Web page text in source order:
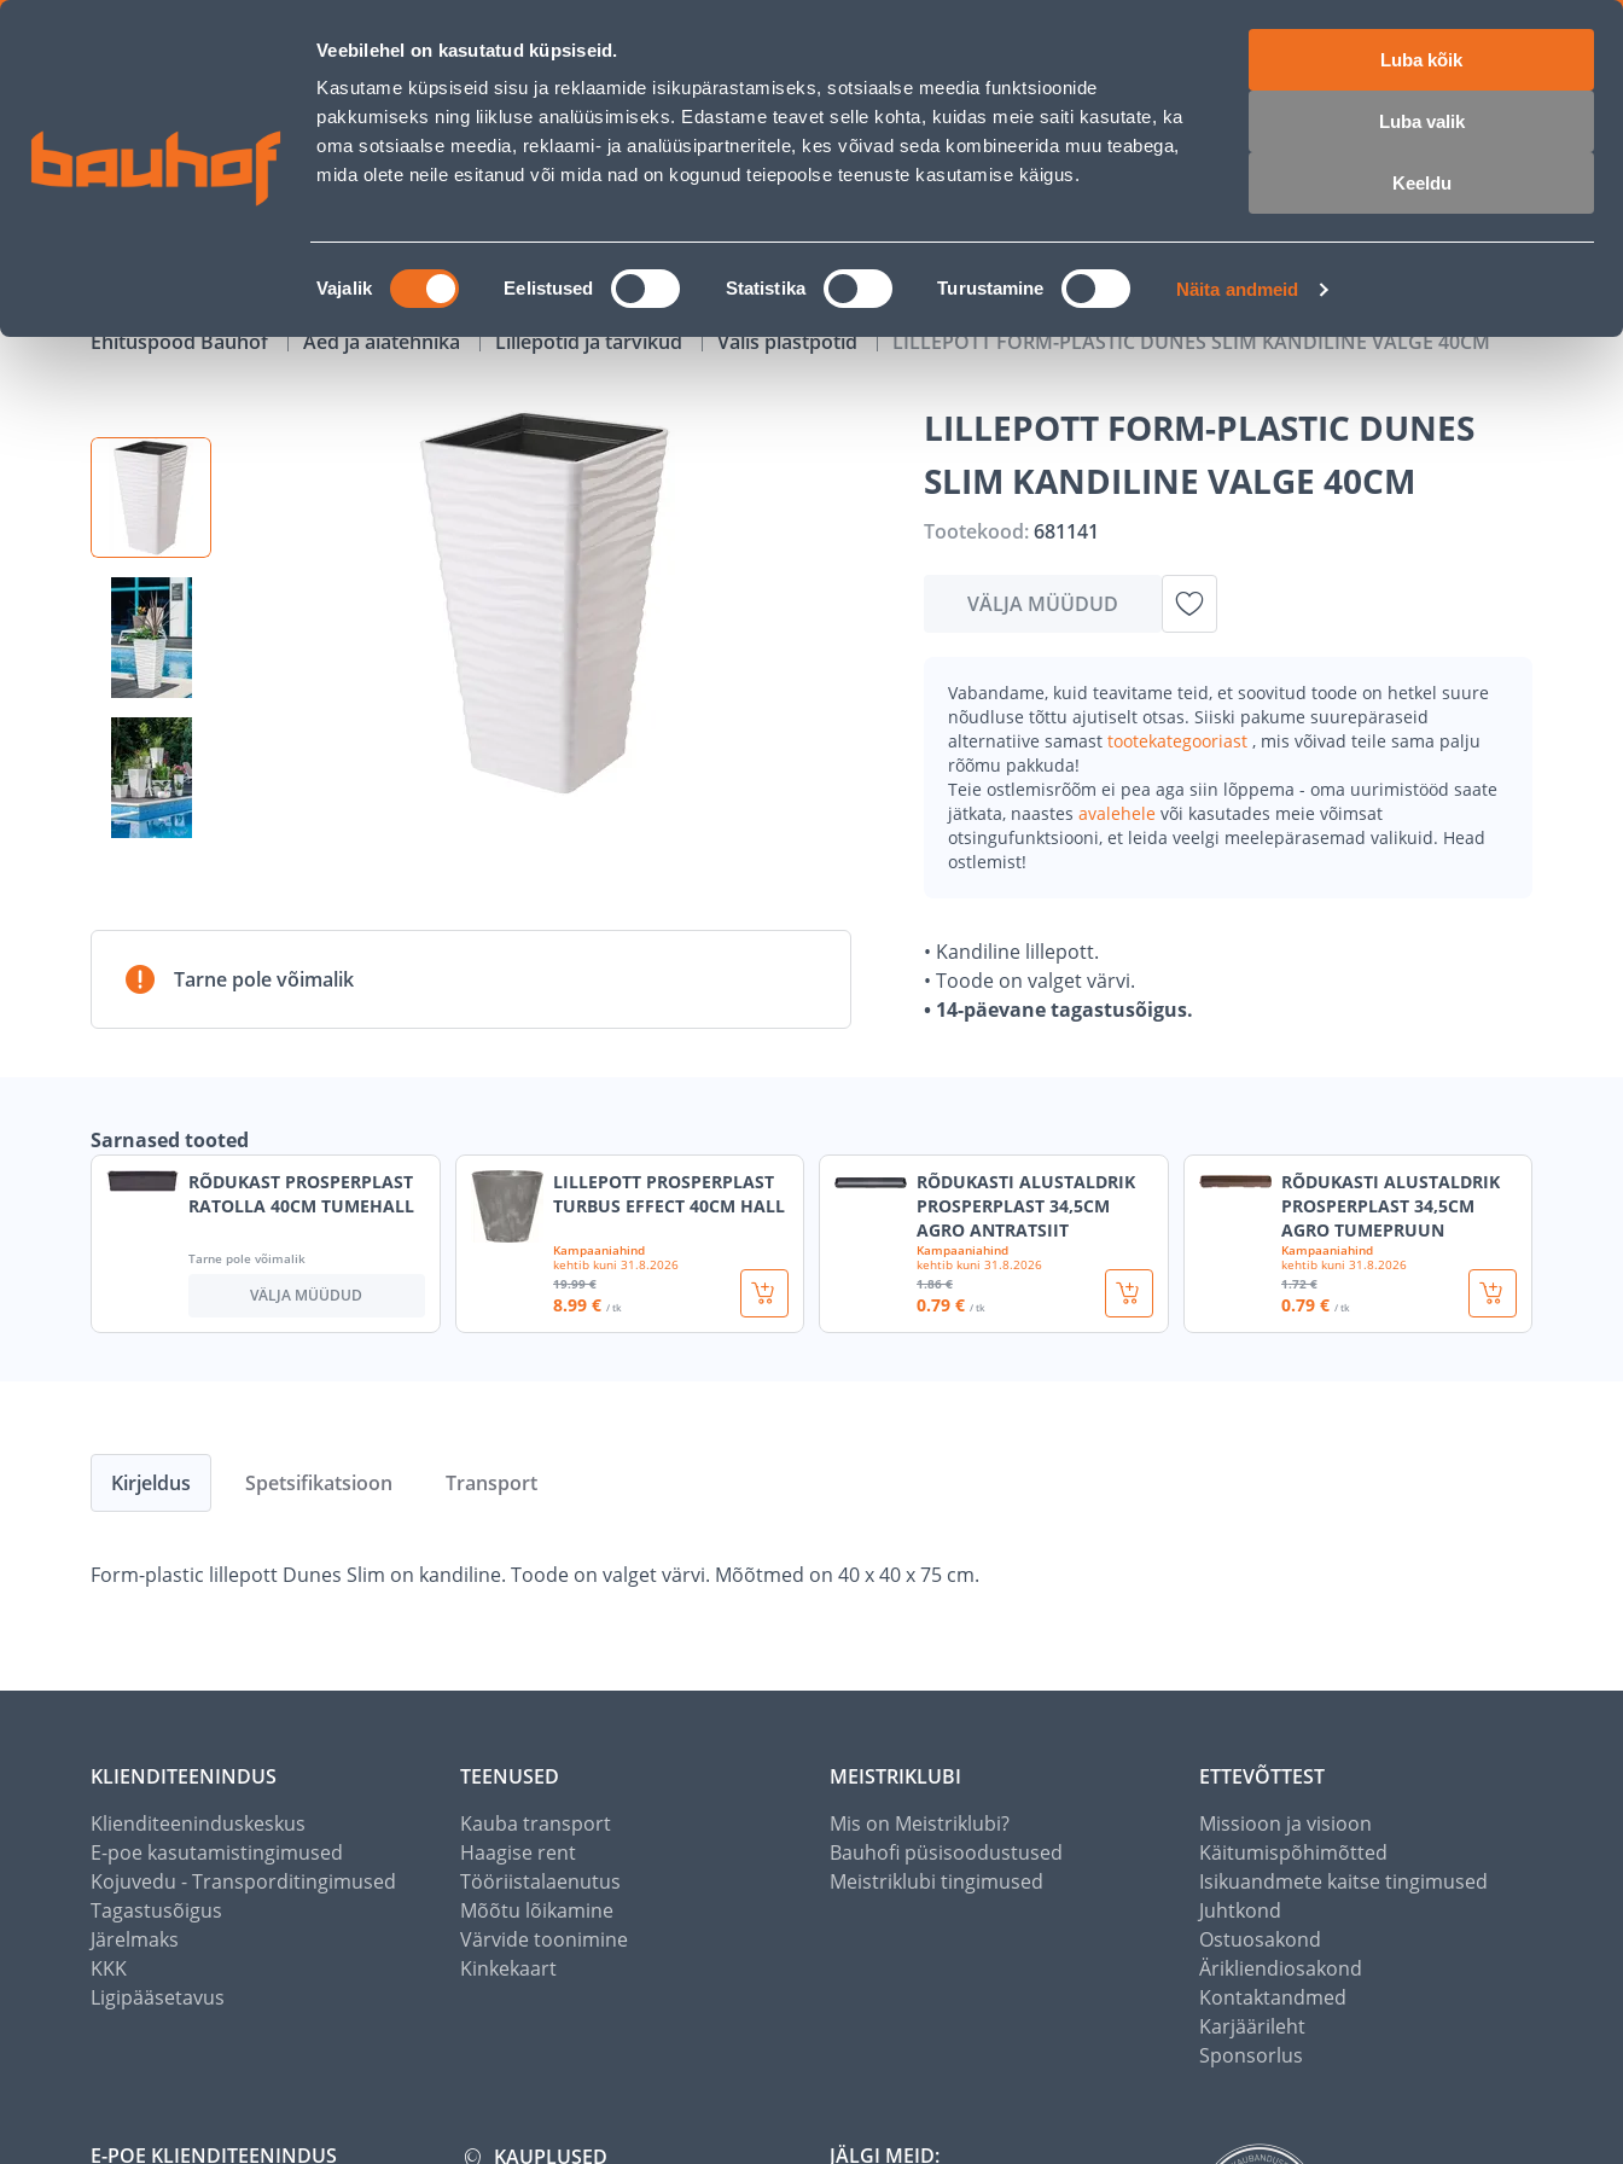
Veebilehel on kasutatud küpsiseid.
Kasutame küpsiseid sisu ja reklaamide isikupärastamiseks, sotsiaalse meedia funktsioonide
pakkumiseks ning liikluse analüüsimiseks. Edastame teavet selle kohta, kuidas meie saiti kasutate, ka
oma sotsiaalse meedia, reklaami- ja analüüsipartneritele, kes võivad seda kombineerida muu teabega,
mida olete neile esitanud või mida nad on kogunud teiepoolse teenuste kasutamise käigus.
Nõusoleku
valik
Vajalik Eelistused Statistika Turustamine Näita andmeid
Luba kõik
Luba valik
Keeldu
LILLEPOTT FORM-PLASTIC DUNES SLIM KANDILINE VALGE 40CM - Bauhof has loaded
Äriklienditeenindus Klienditeenindus Teenused Karjäärileht
OTSI Logi sisse
KAMPAANIAD KATALOOGID TÖÖRIISTALAENUTUS JÄRELMAKS
Ehituspood Bauhof Aed ja aiatehnika Lillepotid ja tarvikud Välis plastpotid LILLEPOTT FORM-PLASTIC DUNES SLIM KANDILINE VALGE 40CM
Tarne pole võimalik
LILLEPOTT FORM-PLASTIC DUNES
SLIM KANDILINE VALGE 40CM
Tootekood:681141
VÄLJA MÜÜDUD
Vabandame, kuid teavitame teid, et soovitud toode on hetkel suure
nõudluse tõttu ajutiselt otsas. Siiski pakume suurepäraseid
alternatiive samast tootekategooriast , mis võivad teile sama palju
rõõmu pakkuda!
Teie ostlemisrõõm ei pea aga siin lõppema - oma uurimistööd saate
jätkata, naastes avalehele või kasutades meie võimsat
otsingufunktsiooni, et leida veelgi meelepärasemad valikuid. Head
ostlemist!
• Kandiline lillepott.
• Toode on valget värvi.
• 14-päevane tagastusõigus.
Sarnased tooted
RÕDUKAST PROSPERPLAST
RATOLLA 40CM TUMEHALL
Tarne pole võimalik
VÄLJA MÜÜDUD
LILLEPOTT PROSPERPLAST
TURBUS EFFECT 40CM HALL
Kampaaniahind
kehtib kuni 31.8.2026
19.99 €
8.99 € / tk
RÕDUKASTI ALUSTALDRIK
PROSPERPLAST 34,5CM
AGRO ANTRATSIIT
Kampaaniahind
kehtib kuni 31.8.2026
1.86 €
0.79 € / tk
RÕDUKASTI ALUSTALDRIK
PROSPERPLAST 34,5CM
AGRO TUMEPRUUN
Kampaaniahind
kehtib kuni 31.8.2026
1.72 €
0.79 € / tk
Kirjeldus
Form-plastic lillepott Dunes Slim on kandiline. Toode on valget värvi. Mõõtmed on 40 x 40 x 75 cm.
Spetsifikatsioon Transport
KLIENDITEENINDUS
Klienditeeninduskeskus
E-poe kasutamistingimused
Kojuvedu - Transporditingimused
Tagastusõigus
Järelmaks
KKK
Ligipääsetavus
TEENUSED
Kauba transport
Haagise rent
Tööriistalaenutus
Mõõtu lõikamine
Värvide toonimine
Kinkekaart
MEISTRIKLUBI
Mis on Meistriklubi?
Bauhofi püsisoodustused
Meistriklubi tingimused
ETTEVÕTTEST
Missioon ja visioon
Käitumispõhimõtted
Isikuandmete kaitse tingimused
Juhtkond
Ostuosakond
Ärikliendiosakond
Kontaktandmed
Karjäärileht
Sponsorlus
E-POE KLIENDITEENINDUS KAUPLUSED JÄLGI MEID: